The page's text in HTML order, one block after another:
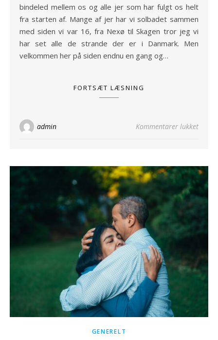
bindeled mellem os og alle jer som har fulgt os helt
fra starten af. Mange af jer har vi solbadet sammen
med siden vi var 16, fra Nexø til Skagen tror jeg vi
har set alle de strande der er i Danmark. Men
velkommen her på siden endnu en gang og…
FORTSÆT LÆSNING
admin Kommentarer lukkettil
GENERELT